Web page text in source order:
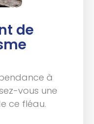
de
à
vous une
ce fléau.